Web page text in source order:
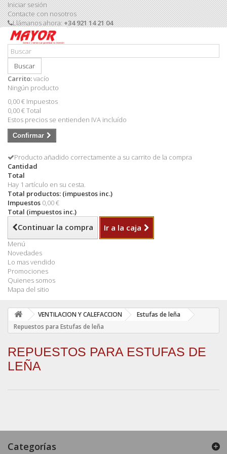
Iniciar sesión
Contacte con nosotros
Llámanos ahora:+34 921 14 21 04
Buscar
Carrito:vacío
Ningún producto
0,00 € Impuestos
0,00 €Total
Estos precios se entienden IVA incluído
Confirmar
Producto añadido correctamente a su carrito de la compra
Cantidad
Total
Hay 1 artículo en su cesta.
Total productos: (impuestos inc.)
Impuestos 0,00 €
Total (impuestos inc.)
Continuar la compra Ir a la caja
Menú
Novedades
Lo mas vendido
Promociones
Quienes somos
Mapa del sitio
VENTILACION Y CALEFACCION
Estufas de leña
Repuestos para Estufas de leña
REPUESTOS PARA ESTUFAS DE
LEÑA
Categorías